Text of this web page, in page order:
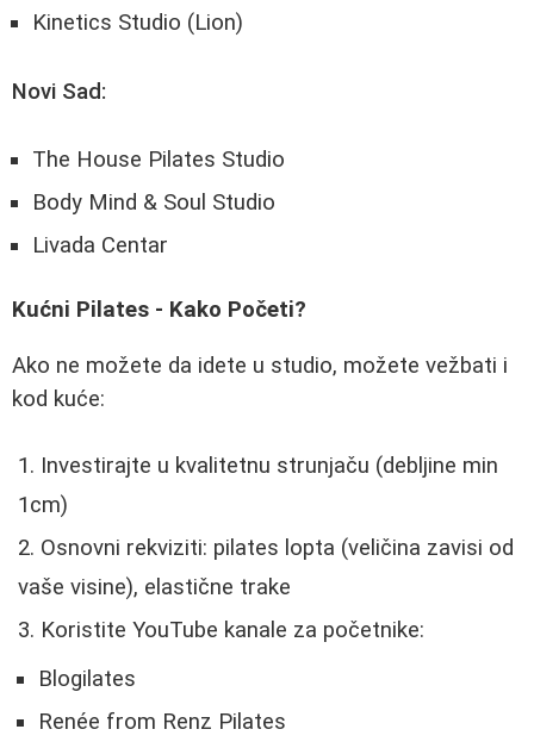
Kinetics Studio (Lion)
Novi Sad:
The House Pilates Studio
Body Mind & Soul Studio
Livada Centar
Kućni Pilates - Kako Početi?
Ako ne možete da idete u studio, možete vežbati i
kod kuće:
Investirajte u kvalitetnu strunjaču (debljine min
1cm)
Osnovni rekviziti: pilates lopta (veličina zavisi od
vaše visine), elastične trake
Koristite YouTube kanale za početnike:
Blogilates
Renée from Renz Pilates